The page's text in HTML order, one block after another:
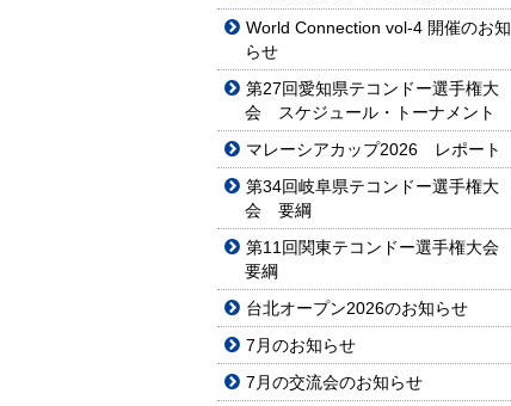
World Connection vol-4 開催のお知
らせ
第27回愛知県テコンドー選手権大
会 スケジュール・トーナメント
マレーシアカップ2026 レポート
第34回岐阜県テコンドー選手権大
会 要綱
第11回関東テコンドー選手権大会
要綱
台北オープン2026のお知らせ
7月のお知らせ
7月の交流会のお知らせ